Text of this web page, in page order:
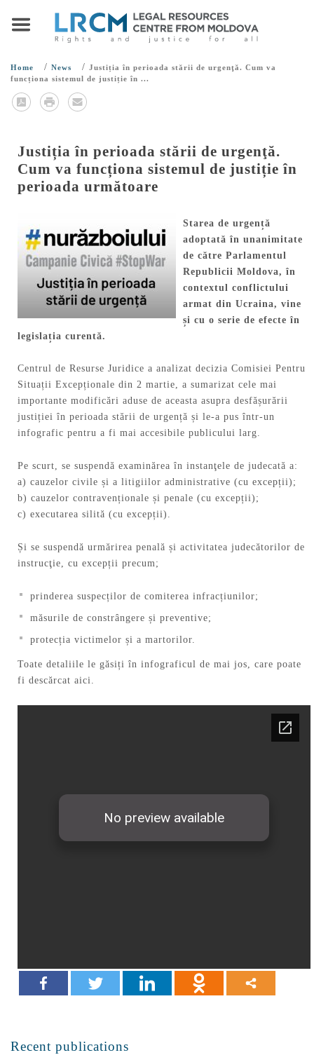
Home / News / Justiția în perioada stării de urgenţă. Cum va
funcționa sistemul de justiție în ...
Justiția în perioada stării de urgenţă.
Cum va funcționa sistemul de justiție în
perioada următoare
Starea de urgență
adoptată în unanimitate
de către Parlamentul
Republicii Moldova, în
contextul conflictului
armat din Ucraina, vine
și cu o serie de efecte în
legislația curentă.
Centrul de Resurse Juridice a analizat decizia Comisiei Pentru
Situații Excepționale din 2 martie, a sumarizat cele mai
importante modificări aduse de aceasta asupra desfășurării
justiției în perioada stării de urgență și le-a pus într-un
infografic pentru a fi mai accesibile publicului larg.
Pe scurt, se suspendă examinărea în instanţele de judecată a:
a) cauzelor civile și a litigiilor administrative (cu excepții);
b) cauzelor contravenționale și penale (cu excepții);
c) executarea silită (cu excepții).
Și se suspendă urmărirea penală și activitatea judecătorilor de
instrucţie, cu excepții precum;
prinderea suspecților de comiterea infracțiunilor;
măsurile de constrângere și preventive;
protecția victimelor și a martorilor.
Toate detaliile le găsiți în infograficul de mai jos, care poate
fi descărcat aici.
Recent publications